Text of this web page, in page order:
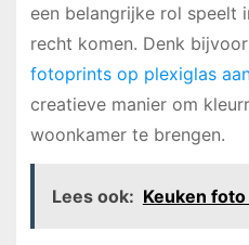
een belangrijke rol speelt
recht komen. Denk
fotoprints op plexiglas
creatieve manier om
woonkamer te brengen.
Lees ook: Keuken